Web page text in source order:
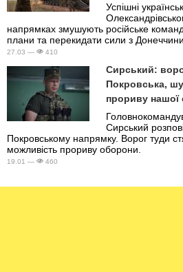
Успішні
напрямках змушують російське
плани та перекидати сили з Донеччини
27.03 — 410
Сирський:
Покровська,
прориву нашої
Сирський
Покровському напрямку. Ворог туди
можливість прориву оборони.
19.01 — 460